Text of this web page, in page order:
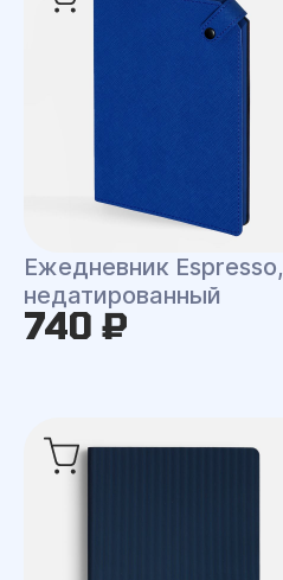
Ежедневник Espresso,
недатированный
740 ₽